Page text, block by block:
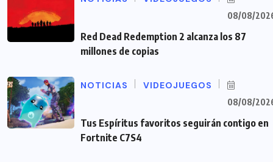
08/08/
Red Dead Redemption 2 alcanza los 87
millones de copias
NOTICIAS VIDEOJUEGOS
08/08/
Tus Espíritus favoritos seguirán contigo en
Fortnite C7S4